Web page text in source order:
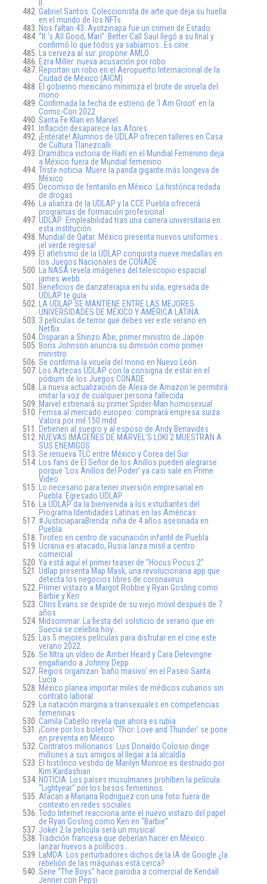
Gabriel Santos: Coleccionista de arte que deja su huella
en el mundo de los NFTs
Nos faltan 43: Ayotzinapa fue un crimen de Estado
‘’It ‘s All Good, Man’’: Better Call Saul llegó a su final y
confirmó lo que todos ya sabíamos…Es cine.
La cerveza al sur: propone AMLO
Ezra Miller: nueva acusación por robo
Reportan un robo en el Aeropuerto Internacional de la
Ciudad de México (AICM)
El gobierno mexicano minimiza el brote de viruela del
mono
Confirmada la fecha de estreno de ‘I Am Groot’ en la
Comic-Con 2022
Santa Fe Klan en Marvel
Inflación desaparece las Afores
¡Entérate! Alumnos de UDLAP ofrecen talleres en Casa
de Cultura Tlanezcalli
Dramática victoria de Haití en el Mundial Femenino deja
a México fuera de Mundial femenino
Triste noticia: Muere la panda gigante más longeva de
México
Decomiso de fentanilo en México: La histórica redada
de drogas
La alianza de la UDLAP y la CCE Puebla ofrecerá
programas de formación profesional
UDLAP: Empleabilidad tras una carrera universitaria en
esta institución
Mundial de Qatar: México presenta nuevos uniformes…
¡el verde regresa!
El atletismo de la UDLAP conquista nueve medallas en
los Juegos Nacionales de CONADE
La NASA revela imágenes del telescopio espacial
james webb
Beneficios de danzaterapia en tu vida, egresada de
UDLAP te guía
LA UDLAP SE MANTIENE ENTRE LAS MEJORES
UNIVERSIDADES DE MÉXICO Y AMÉRICA LATINA
3 películas de terror que debes ver este verano en
Netflix.
Disparan a Shinzo Abe, primer ministro de Japón
Boris Johnson anuncia su dimisión como primer
ministro
Se confirma la viruela del mono en Nuevo León
Los Aztecas UDLAP con la consigna de estar en el
pódium de los Juegos CONADE
La nueva actualización de Alexa de Amazon le permitirá
imitar la voz de cualquier persona fallecida
Marvel estrenará su primer Spider-Man homosexual
Femsa al mercado europeo: comprará empresa suiza
Valora por mil 150 mdd
Detienen al suegro y al esposo de Andy Benavides
NUEVAS IMÁGENES DE MARVEL’S LOKI 2 MUESTRAN A
SUS ENEMIGOS
Se renueva TLC entre México y Corea del Sur
Los fans de El Señor de los Anillos pueden alegrarse
porque ‘Los Anillos del Poder’ ya casi sale en Prime
Video
Lo necesario para tener inversión empresarial en
Puebla: Egresado UDLAP
La UDLAP da la bienvenida a los estudiantes del
Programa Identidades Latinas en las Américas
#JusticiaparaBrenda: niña de 4 años asesinada en
Puebla
Tiroteo en centro de vacunación infantil de Puebla
Ucrania es atacado, Rusia lanza misil a centro
comercial
Ya está aquí el primer teaser de “Hocus Pocus 2”
Udlap presenta Map Mask, una revolucionaria app que
detecta los negocios libres de coronavirus
Primer vistazo a Margot Robbie y Ryan Gosling como
Barbie y Ken
Chris Evans se despide de su viejo móvil después de 7
años
Midsommar: La fiesta del solsticio de verano que en
Suecia se celebra hoy…
Las 5 mejores películas para disfrutar en el cine este
verano 2022.
Se filtra un vídeo de Amber Heard y Cara Delevingne
engañando a Johnny Depp
Regios organizan ‘baño masivo’ en el Paseo Santa
Lucía
México planea importar miles de médicos cubanos sin
contrato laboral
La natación margina a transexuales en competencias
femeninas
Camila Cabello revela que ahora es rubia
¡Corre por los boletos! ‘Thor: Love and Thunder’ se pone
en preventa en México
Contratos millonarios: Luis Donaldo Colosio dirige
millones a sus amigos al llegar a la alcaldía
El histórico vestido de Marilyn Monroe es destruido por
Kim Kardashian
NOTICIA: Los países musulmanes prohíben la película
“Lightyear” por los besos femeninos
Atacan a Mariana Rodriguez con una foto fuera de
contexto en redes sociales
Todo Internet reacciona ante el nuevo vistazo del papel
de Ryan Gosling como Ken en “Barbie”
Joker 2:la película será un musical
Tradición francesa que deberían hacer en México:
lanzar huevos a políticos…
LaMDA: Los perturbadores dichos de la IA de Google ¿la
rebelión de las máquinas está cerca?
Serie “The Boys” hace parodia a comercial de Kendall
Jenner con Pepsi